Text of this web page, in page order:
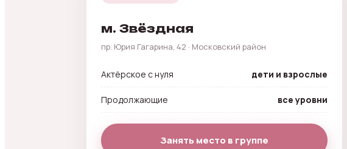
м. Звёздная
пр. Юрия Гагарина, 42 · Московский район
Актёрское с нуля дети и взрослые
Продолжающие все уровни
Занять место в группе